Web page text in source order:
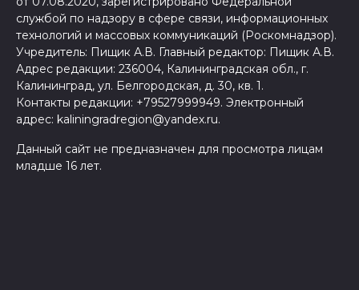
службой по надзору в сфере связи, информационных
технологий и массовых коммуникаций (Роскомнадзор).
Учредитель: Пищик А.В. Главный редактор: Пищик А.В.
Адрес редакции: 236004, Калининградская обл., г.
Калининград, ул. Белгородская, д. 30, кв. 1.
Контакты редакции: +79527999949. Электронный
адрес: kaliningradregion@yandex.ru.
Данный сайт не предназначен для просмотра лицам
младше 16 лет.